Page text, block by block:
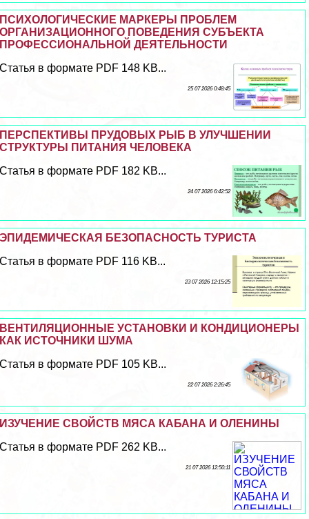
ПСИХОЛОГИЧЕСКИЕ МАРКЕРЫ ПРОБЛЕМ
ОРГАНИЗАЦИОННОГО ПОВЕДЕНИЯ СУБЪЕКТА
ПРОФЕССИОНАЛЬНОЙ ДЕЯТЕЛЬНОСТИ
Статья в формате PDF 148 KB...
25 07 2026 0:48:45
ПЕРСПЕКТИВЫ ПРУДОВЫХ РЫБ В УЛУЧШЕНИИ
СТРУКТУРЫ ПИТАНИЯ ЧЕЛОВЕКА
Статья в формате PDF 182 KB...
24 07 2026 6:42:52
ЭПИДЕМИЧЕСКАЯ БЕЗОПАСНОСТЬ ТУРИСТА
Статья в формате PDF 116 KB...
23 07 2026 12:15:25
ВЕНТИЛЯЦИОННЫЕ УСТАНОВКИ И КОНДИЦИОНЕРЫ
КАК ИСТОЧНИКИ ШУМА
Статья в формате PDF 105 KB...
22 07 2026 2:26:45
ИЗУЧЕНИЕ СВОЙСТВ МЯСА КАБАНА И ОЛЕНИНЫ
Статья в формате PDF 262 KB...
21 07 2026 12:50:11